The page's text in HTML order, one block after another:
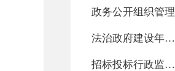
政务公开组织管理
法治政府建设年度报告
招标投标行政监督责任清单